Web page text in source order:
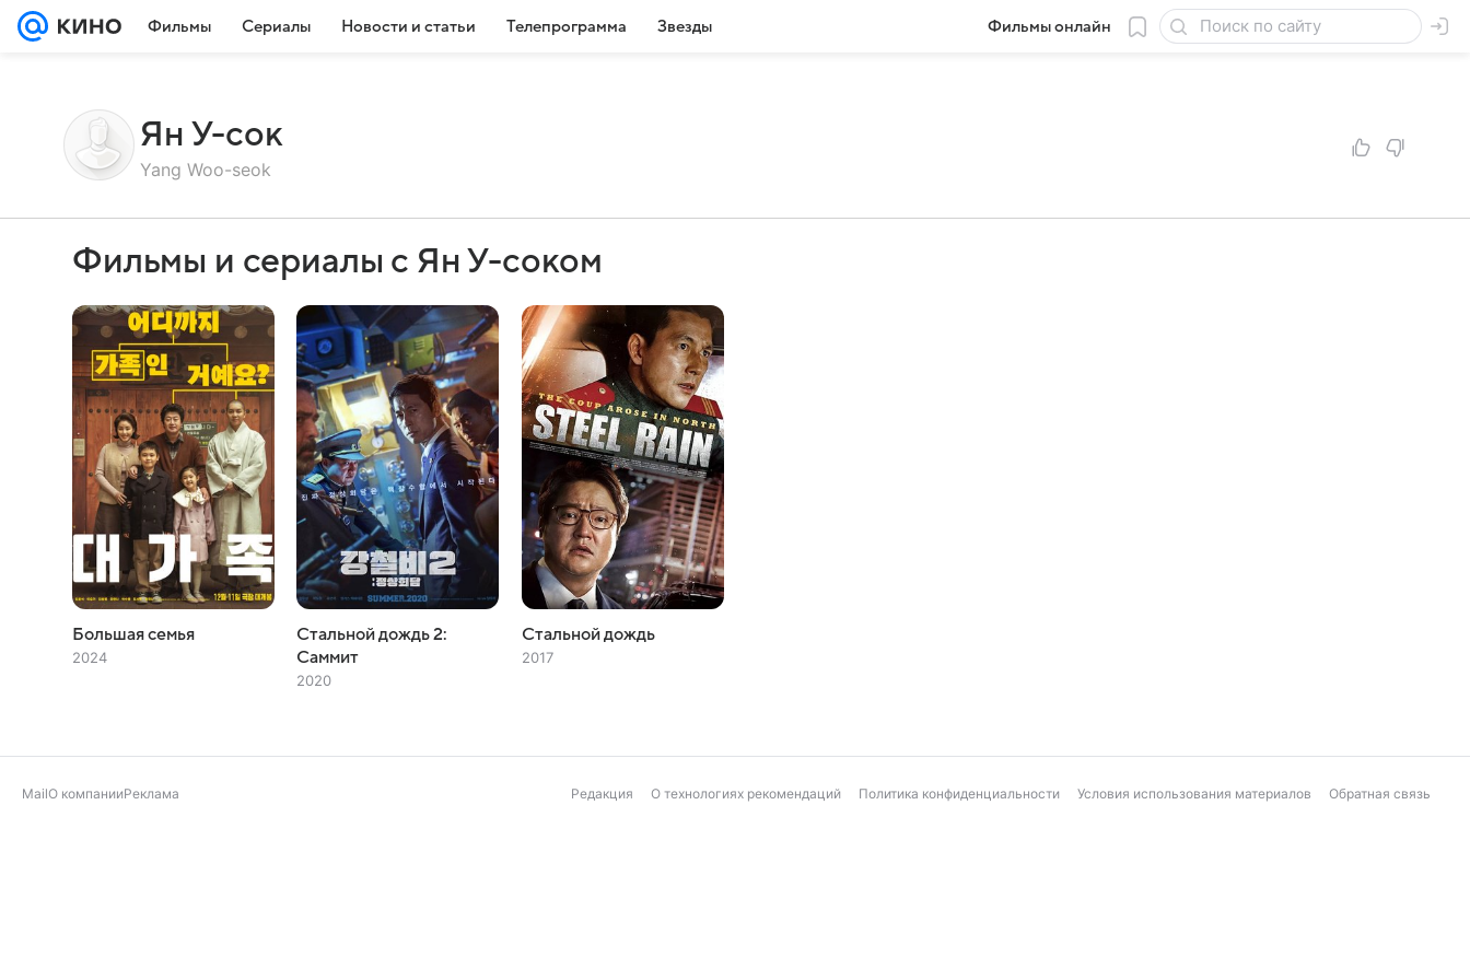
Фильмы Сериалы Новости и статьи Телепрограмма Звезды Фильмы онлайн
Ян У-сок
Yang Woo-seok
Фильмы и сериалы с Ян У-соком
Большая семья
2024
Стальной дождь 2:
Саммит
2020
Стальной дождь
2017
MailО компанииРеклама Редакция О технологиях рекомендаций Политика конфиденциальности Условия использования материалов Обратная связь